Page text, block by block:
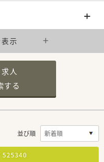
示
人
する
並び順
525340